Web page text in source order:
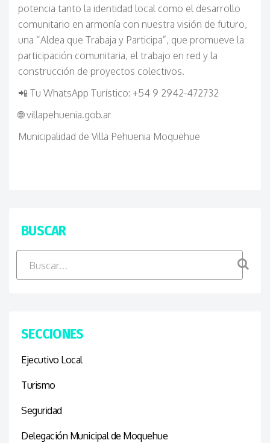
potencia tanto la identidad local como el desarrollo
comunitario en armonía con nuestra visión de futuro,
una “Aldea que Trabaja y Participa”, que promueve la
participación comunitaria, el trabajo en red y la
construcción de proyectos colectivos.
📲 Tu WhatsApp Turístico: +54 9 2942-472732
🌐villapehuenia.gob.ar
Municipalidad de Villa Pehuenia Moquehue
BUSCAR
SECCIONES
Ejecutivo Local
Turismo
Seguridad
Delegación Municipal de Moquehue